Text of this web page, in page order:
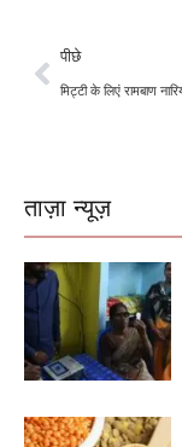
पीछे
ताज़ा न्यूज़